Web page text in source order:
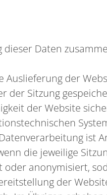
dieser Daten
Auslieferung der
der Sitzung
der Website
ist
die jeweilige
oder anonymisiert,
der